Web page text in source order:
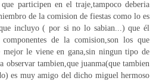
participen en el traje,tampoco deberia
de la comision de fiestas como lo es
incluyo ( por si no lo sabian...) que él
de la comision,son los que
mejor le viene en gana,sin ningun tipo de
observar tambien,que juanma(que tambien
es muy amigo del dicho miguel hermoso